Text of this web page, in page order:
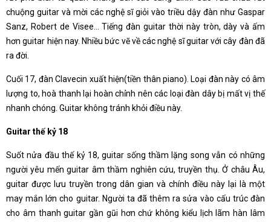
chuộng guitar và mời các nghệ sĩ giỏi vào triều dậy đàn như Gaspar
Sanz, Robert de Visee… Tiếng đàn guitar thời này tròn, dày và ấm
hơn guitar hiện nay. Nhiều bức vẽ về các nghệ sĩ guitar với cây đàn đã
ra đời.
Cuối 17, đàn Clavecin xuất hiện(tiền thân piano). Loại đàn này có âm
lượng to, hoà thanh lại hoàn chỉnh nên các loại đàn dây bị mất vị thế
nhanh chóng. Guitar không tránh khỏi điều này.
Guitar thế kỷ 18
Suốt nửa đầu thế kỷ 18, guitar sống thầm lặng song vẫn có những
người yêu mến guitar âm thầm nghiên cứu, truyền thụ. Ở châu Âu,
guitar được lưu truyền trong dân gian và chính điều này lại là một
may mắn lớn cho guitar. Người ta đã thêm ra sửa vào cấu trúc đàn
cho âm thanh guitar gần gũi hơn chứ không kiểu lịch lãm hàn lâm